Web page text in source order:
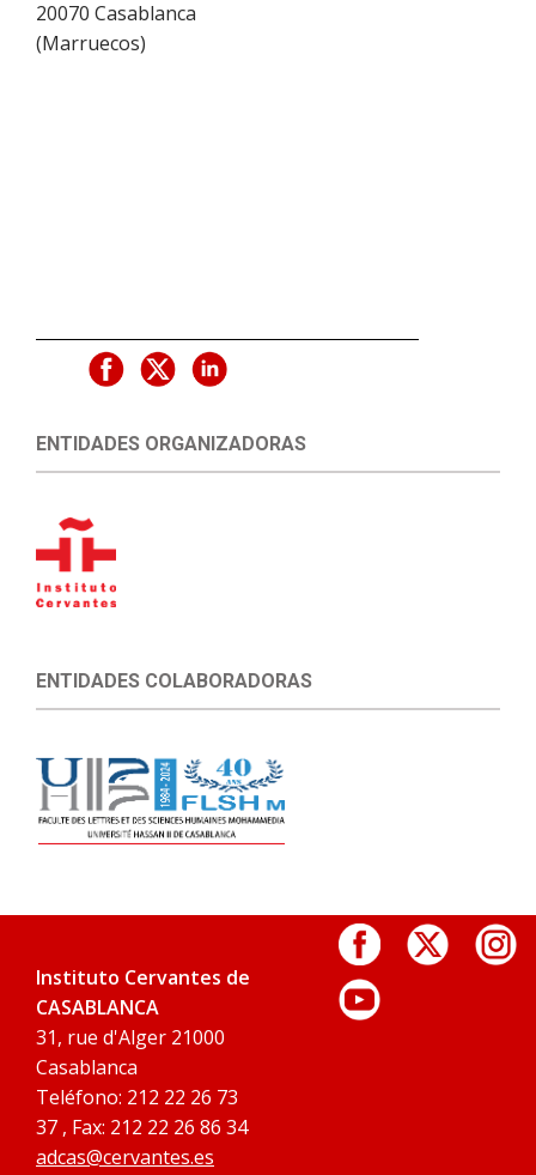
20070 Casablanca
(Marruecos)
ENTIDADES ORGANIZADORAS
ENTIDADES COLABORADORAS
Instituto Cervantes de
CASABLANCA
31, rue d'Alger 21000
Casablanca
Teléfono: 212 22 26 73
37 , Fax: 212 22 26 86 34
adcas@cervantes.es